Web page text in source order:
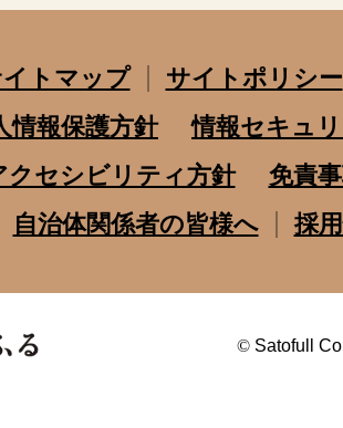
トマップ
サイトポリシー
情報保護方針
情報セキュ
クセシビリティ方針
免責
自治体関係者の皆様へ
採
© Satofull